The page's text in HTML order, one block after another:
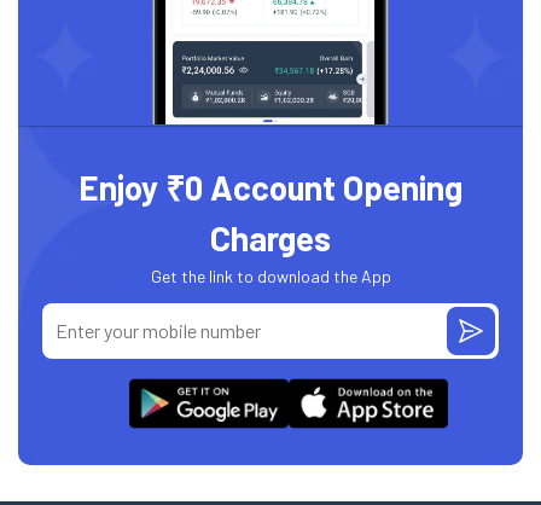
Enjoy ₹0 Account Opening
Charges
Get the link to download the App